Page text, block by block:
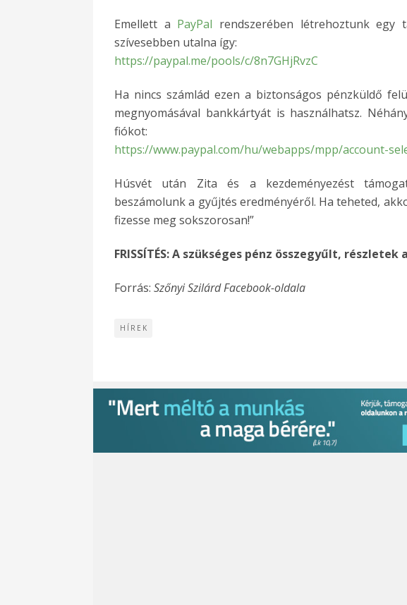
Emellett a PayPal rendszerében létrehoztunk egy
szívesebben utalna így:
https://paypal.me/pools/c/8n7GHjRvzC
Ha nincs számlád ezen a biztonságos pénzküldő
megnyomásával bankkártyát is használhatsz.
fiókot:
https://www.paypal.com/hu/webapps/mpp/account-
Húsvét után Zita és a kezdeményezést
beszámolunk a gyűjtés eredményéről. Ha teheted,
fizesse meg sokszorosan!”
FRISSÍTÉS: A szükséges pénz összegyűlt, részletek
Forrás: Szőnyi Szilárd Facebook-oldala
HÍREK